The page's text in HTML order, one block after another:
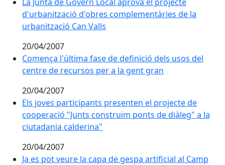
d'urbanització d'obres complementàries de la
urbanització Can Valls
20/04/2007
Comença l'última fase de definició dels usos del
centre de recursos per a la gent gran
20/04/2007
Els joves participants presenten el projecte de
Els joves participants presenten el projecte de
cooperació "Junts construïm ponts de diàleg" a la
ciutadania calderina"
20/04/2007
Ja es pot veure la capa de gespa artificial al Camp de
Ja es pot veure la capa de gespa artificial al Camp